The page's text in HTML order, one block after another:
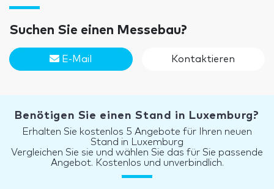
Suchen Sie einen Messebau?
E-Mail Kontaktieren
Benötigen Sie einen Stand in Luxemburg?
Erhalten Sie kostenlos 5 Angebote für Ihren neuen
Stand in Luxemburg
Vergleichen Sie sie und wählen Sie das für Sie passende
Angebot. Kostenlos und unverbindlich.